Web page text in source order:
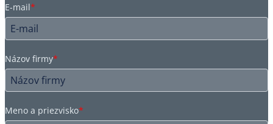
E-mail*
Názov firmy*
Meno a priezvisko*